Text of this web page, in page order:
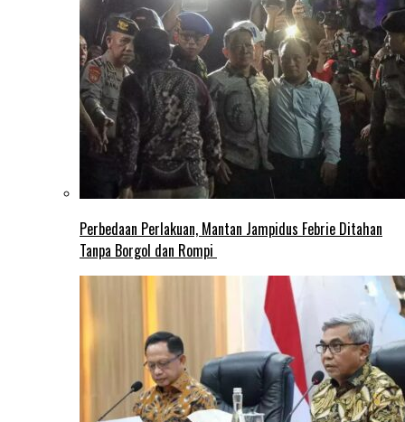
Perbedaan Perlakuan, Mantan Jampidus Febrie Ditahan
Tanpa Borgol dan Rompi